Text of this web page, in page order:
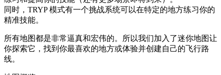
同时，TRYP 模式有一个挑战系统可以在特定的地方练习你的
精准技能。
所有地图都是非常逼真和宏伟的。所以我们加入了迷你地图让
你探索它，找到你最喜欢的地方或体验并创建自己的飞行路
线。